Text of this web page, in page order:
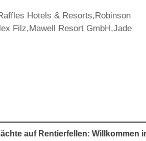
Hotels & Resorts,Robinson
Filz,Mawell Resort GmbH,Jade
auf Rentierfellen: Willkommen